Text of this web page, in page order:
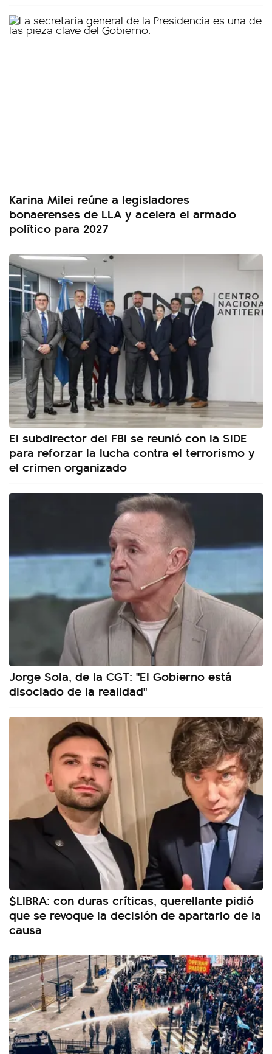
Karina Milei reúne a legisladores
bonaerenses de LLA y acelera el armado
político para 2027
El subdirector del FBI se reunió con la SIDE
para reforzar la lucha contra el terrorismo y
el crimen organizado
Jorge Sola, de la CGT: "El Gobierno está
disociado de la realidad"
$LIBRA: con duras críticas, querellante pidió
que se revoque la decisión de apartarlo de la
causa